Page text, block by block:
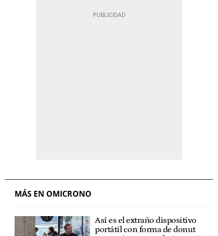
MÁS EN OMICRONO
Así es el extraño dispositivo
portátil con forma de donut